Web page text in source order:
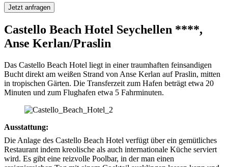
Jetzt anfragen
Castello Beach Hotel Seychellen ****,
Anse Kerlan/Praslin
Das Castello Beach Hotel liegt in einer traumhaften feinsandigen
Bucht direkt am weißen Strand von Anse Kerlan auf Praslin, mitten
in tropischen Gärten. Die Transferzeit zum Hafen beträgt etwa 20
Minuten und zum Flughafen etwa 5 Fahrminuten.
Ausstattung:
Die Anlage des Castello Beach Hotel verfügt über ein gemütliches
Restaurant indem kreolische als auch internationale Küche serviert
wird. Es gibt eine reizvolle Poolbar, in der man einen